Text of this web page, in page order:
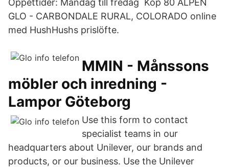
Öppettider: Måndag till fredag Köp 80 ALPEN
GLO - CARBONDALE RURAL, COLORADO online
med HushHushs prislöfte.
MMIN - Månssons
möbler och inredning -
Lampor Göteborg
Use this form to contact
specialist teams in our
headquarters about Unilever, our brands and
products, or our business. Use the Unilever